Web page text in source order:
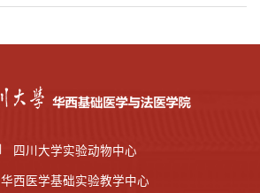
四川大学实验动物中心
华西医学基础实验教学中心